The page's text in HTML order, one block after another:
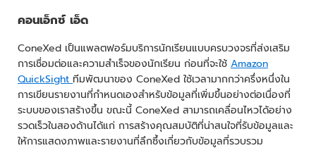
คอนเอ็กซ์ เอ็ด
ConeXed เป็นแพลตฟอร์มบริการนักเรียนแบบครบวงจรที่ส่งเสริม
การเชื่อมต่อและความสำเร็จของนักเรียน ก่อนที่จะใช้ Amazon
QuickSightทีมพัฒนาของ ConeXed ใช้เวลามากกว่าครึ่งหนึ่งใน
การเขียนรายงานที่กำหนดเองสำหรับข้อมูลที่เพิ่มขึ้นอย่างต่อเนื่องที่
ระบบของเราสร้างขึ้น ขณะนี้ ConeXed สามารถเคลื่อนไหวได้อย่าง
รวดเร็วในสองด้านได้แก่ การสร้างคุณสมบัติที่น่าสนใจที่รับข้อมูลและ
ให้การแสดงภาพและรายงานที่ลึกซึ้งเกี่ยวกับข้อมูลที่รวบรวม